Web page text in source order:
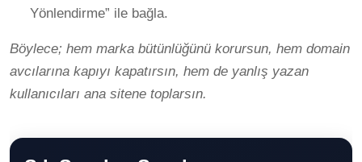
Yönlendirme” ile bağla.
Böylece; hem marka bütünlüğünü korursun, hem domain
avcılarına kapıyı kapatırsın, hem de yanlış yazan
kullanıcıları ana sitene toplarsın.